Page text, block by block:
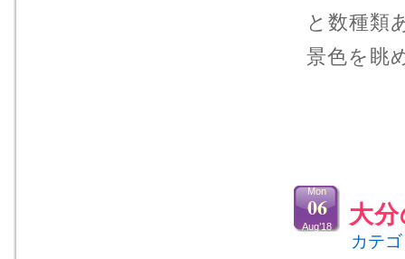
と数種類
景色を眺
大
Mon
06
Aug’18
カテ